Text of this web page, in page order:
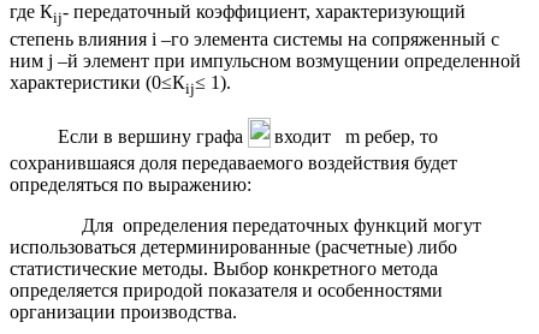
где Кij- передаточный коэффициент, характеризующий
степень влияния i –го элемента системы на сопряженный с
ним j –й элемент при импульсном возмущении определенной
характеристики (0≤Кij≤ 1).
Если в вершину графа
входит m ребер, то
сохранившаяся доля передаваемого воздействия будет
определяться по выражению:
Для определения передаточных функций могут
использоваться детерминированные (расчетные) либо
статистические методы. Выбор конкретного метода
определяется природой показателя и особенностями
организации производства.